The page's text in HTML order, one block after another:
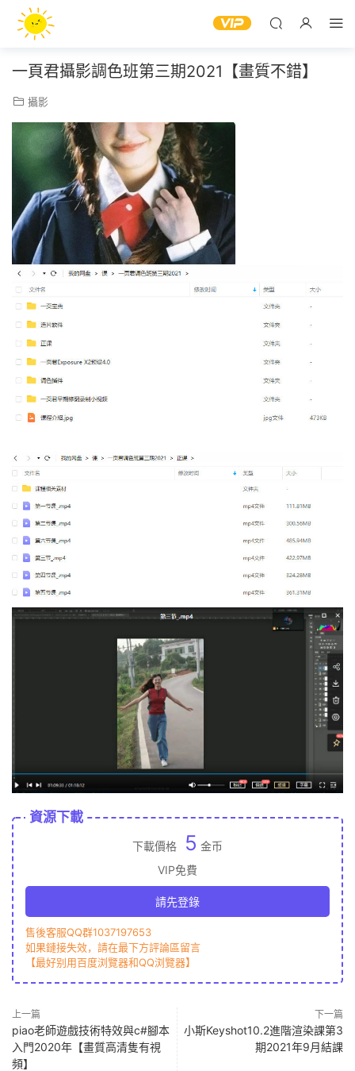
一頁君攝影調色班第三期2021【畫質不錯】
攝影
資源下載
下載價格 5 金币
VIP免費
請先登錄
售後客服QQ群1037197653
如果鏈接失效，請在最下方評論區留言
【最好别用百度浏覽器和QQ浏覽器】
上一篇
piao老師遊戲技術特效與c#腳本
入門2020年【畫質高清隻有視
頻】
下一篇
小斯Keyshot10.2進階渲染課第3
期2021年9月結課